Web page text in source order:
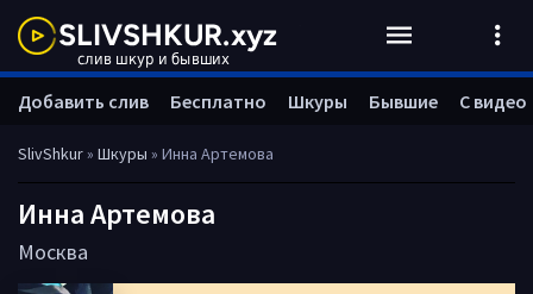
SlivShkur» Шкуры » Инна Артемова
Инна Артемова
Москва
Добавить слив Бесплатно Шкуры Бывшие С видео